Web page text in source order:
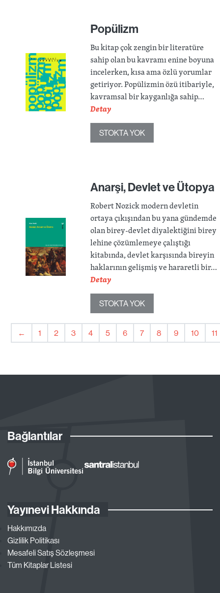
Popülizm
Bu kitap çok zengin bir literatüre
sahip olan bu kavramı enine boyuna
incelerken, kısa ama özlü yorumlar
getiriyor. Popülizmin özü itibariyle,
kavramsal bir kayganlığa sahip…
Detay
STOKTA YOK
Anarşi, Devlet ve Ütopya
Robert Nozick modern devletin
ortaya çıkışından bu yana gündemde
olan birey-devlet diyalektiğini birey
lehine çözümlemeye çalıştığı
kitabında, devlet karşısında bireyin
haklarının gelişmiş ve hararetli bir…
Detay
STOKTA YOK
← 1 2 3 4 5 6 7 8 9 10 11
Bağlantılar
Yayınevi Hakkında
Hakkımızda
Gizlilik Politikası
Mesafeli Satış Sözleşmesi
Tüm Kitaplar Listesi